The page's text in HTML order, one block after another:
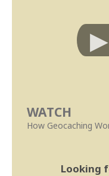
WATCH
How Geocaching
Looking